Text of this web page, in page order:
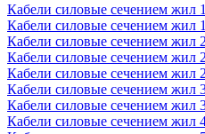
Кабели силовые сечением жил
Кабели силовые сечением жил
Кабели силовые сечением жил
Кабели силовые сечением жил
Кабели силовые сечением жил
Кабели силовые сечением жил
Кабели силовые сечением жил
Кабели силовые сечением жил